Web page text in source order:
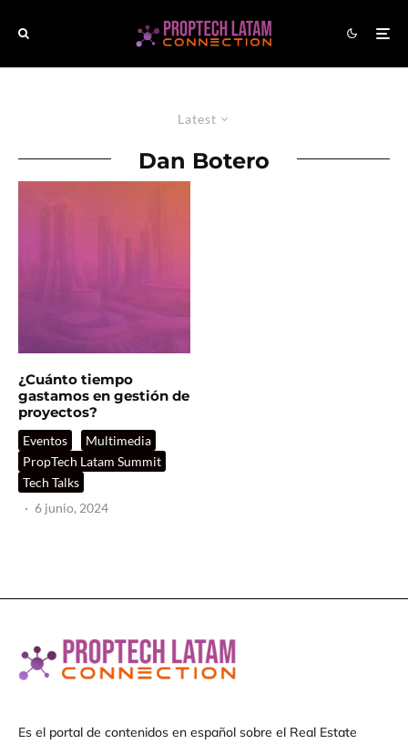
Latest
Dan Botero
¿Cuánto tiempo
gastamos en gestión de
proyectos?
Eventos
Multimedia
PropTech Latam Summit
Tech Talks
· 6 junio, 2024
Es el portal de contenidos en español sobre el Real Estate